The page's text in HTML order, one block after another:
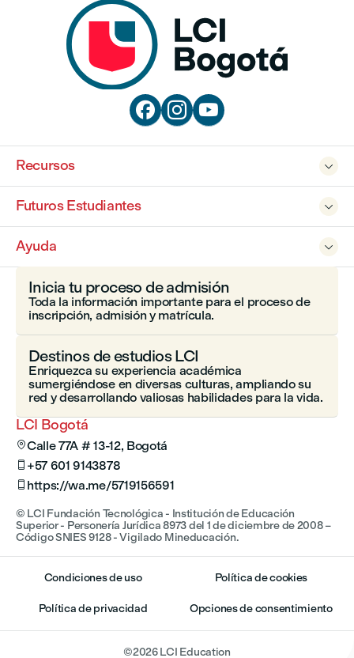
  

Recursos

Futuros Estudiantes

Ayuda
LCI Bogotá
Calle 77A # 13-12, Bogotá
 +57 601 9143878
 https://wa.me/5719156591
Inicia tu proceso de admisión
Toda la información importante para el proceso de
inscripción, admisión y matrícula.
Destinos de estudios LCI
Enriquezca su experiencia académica
sumergiéndose en diversas culturas, ampliando su
red y desarrollando valiosas habilidades para la vida.
© LCI Fundación Tecnológica - Institución de Educación
Superior - Personería Jurídica 8973 del 1 de diciembre de 2008 –
Código SNIES 9128 - Vigilado Mineducación.
Condiciones de uso Política de cookies
Política de privacidad Opciones de consentimiento
©2026LCI Education